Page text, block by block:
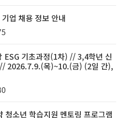
업 채용 정보 안내
ESG 기초과정(1차) // 3,4학년 신
2026.7.9.(목)~10.(금) (2일 간),
소년 학습지원 멘토링 프로그램